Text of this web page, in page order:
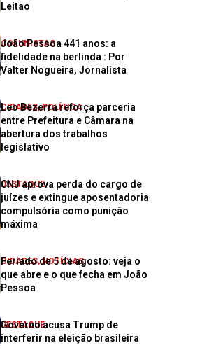
Leitao
COLUNISTAS
João Pessoa 441 anos: a
fidelidade na berlinda : Por
Valter Nogueira, Jornalista
CIDADES,POLÍTICA
Leo Bezerra reforça parceria
entre Prefeitura e Câmara na
abertura dos trabalhos
legislativo
DESTAQUE
CNJ aprova perda do cargo de
juízes e extingue aposentadoria
compulsória como punição
máxima
CIDADES,NOTÍCIAS
Feriado de 5 de agosto: veja o
que abre e o que fecha em João
Pessoa
DESTAQUE
Governo acusa Trump de
interferir na eleição brasileira